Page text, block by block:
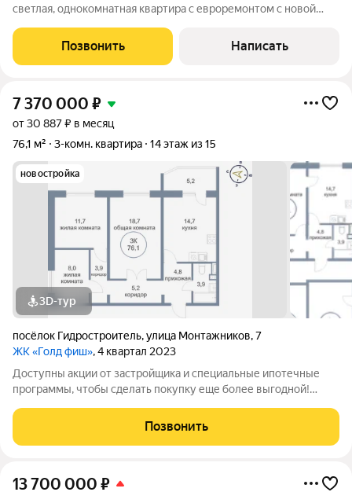
светлая, однокомнатная квартира с евроремонтом с новой
качественных импортных материалов в светлых
энергетически спокойных тонах. Комната
Позвонить Написать
7 370 000 ₽
от 30 887 ₽ в месяц
76,1 м²
3-комн. квартира 14 этаж из 15
новостройка
3D-тур
посёлок Гидростроитель,улица Монтажников,7
ЖК «Голд фиш», 4 квартал 2023
Доступны акции от застройщика и специальные ипотечные
программы, чтобы сделать покупку еще более выгодной!
Звоните, чтобы узнать размер вашей скидки! Сибпромстрой -
30 лет на рынке! Готовое жилье.
Позвонить
13 700 000 ₽